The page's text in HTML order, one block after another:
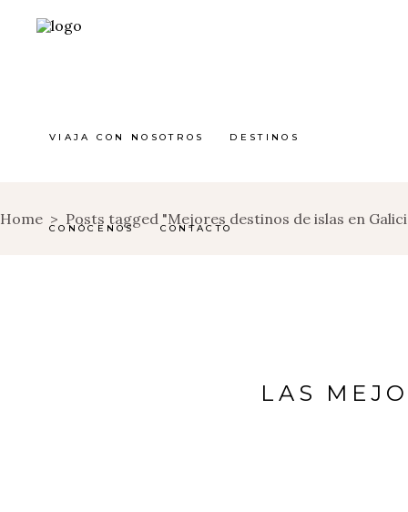
VIAJA CON NOSOTROS DESTINOS
CONÓCENOS CONTACTO
Home > Posts tagged "Mejores destinos de islas en
LAS